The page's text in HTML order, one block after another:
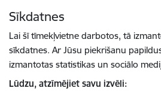
Sīkdatnes
Lai šī tīmekļvietne darbotos, tā
sīkdatnes. Ar Jūsu piekrišanu
izmantotas statistikas un sociālo
Lūdzu, atzīmējiet savu izvēli: